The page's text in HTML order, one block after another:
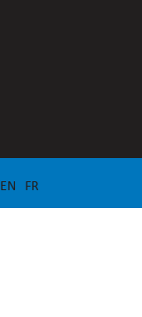
EN FR